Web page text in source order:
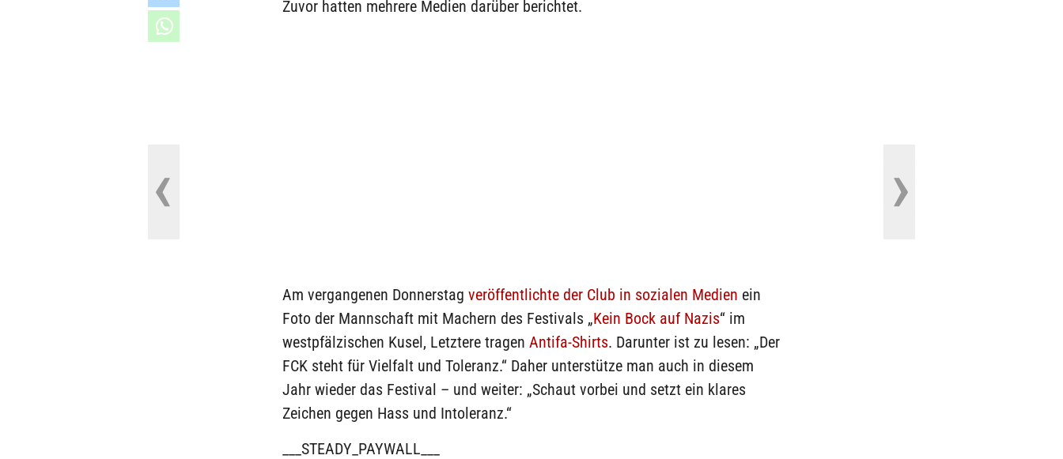
Zuvor hatten mehrere Medien darüber berichtet.
Am vergangenen Donnerstag veröffentlichte der Club in sozialen Medien ein
Foto der Mannschaft mit Machern des Festivals „Kein Bock auf Nazis“ im
westpfälzischen Kusel, Letztere tragen Antifa-Shirts. Darunter ist zu lesen: „Der
FCK steht für Vielfalt und Toleranz.“ Daher unterstütze man auch in diesem
Jahr wieder das Festival – und weiter: „Schaut vorbei und setzt ein klares
Zeichen gegen Hass und Intoleranz.“
___STEADY_PAYWALL___